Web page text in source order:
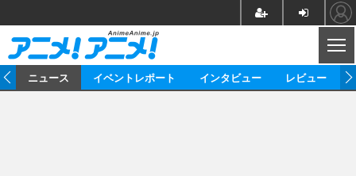
ニュース イベントレポート インタビュー レビュー